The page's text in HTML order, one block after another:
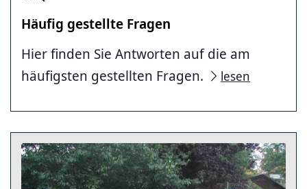
Häufig gestellte Fragen
Hier finden Sie Antworten auf die am
häufigsten gestellten Fragen.
lesen